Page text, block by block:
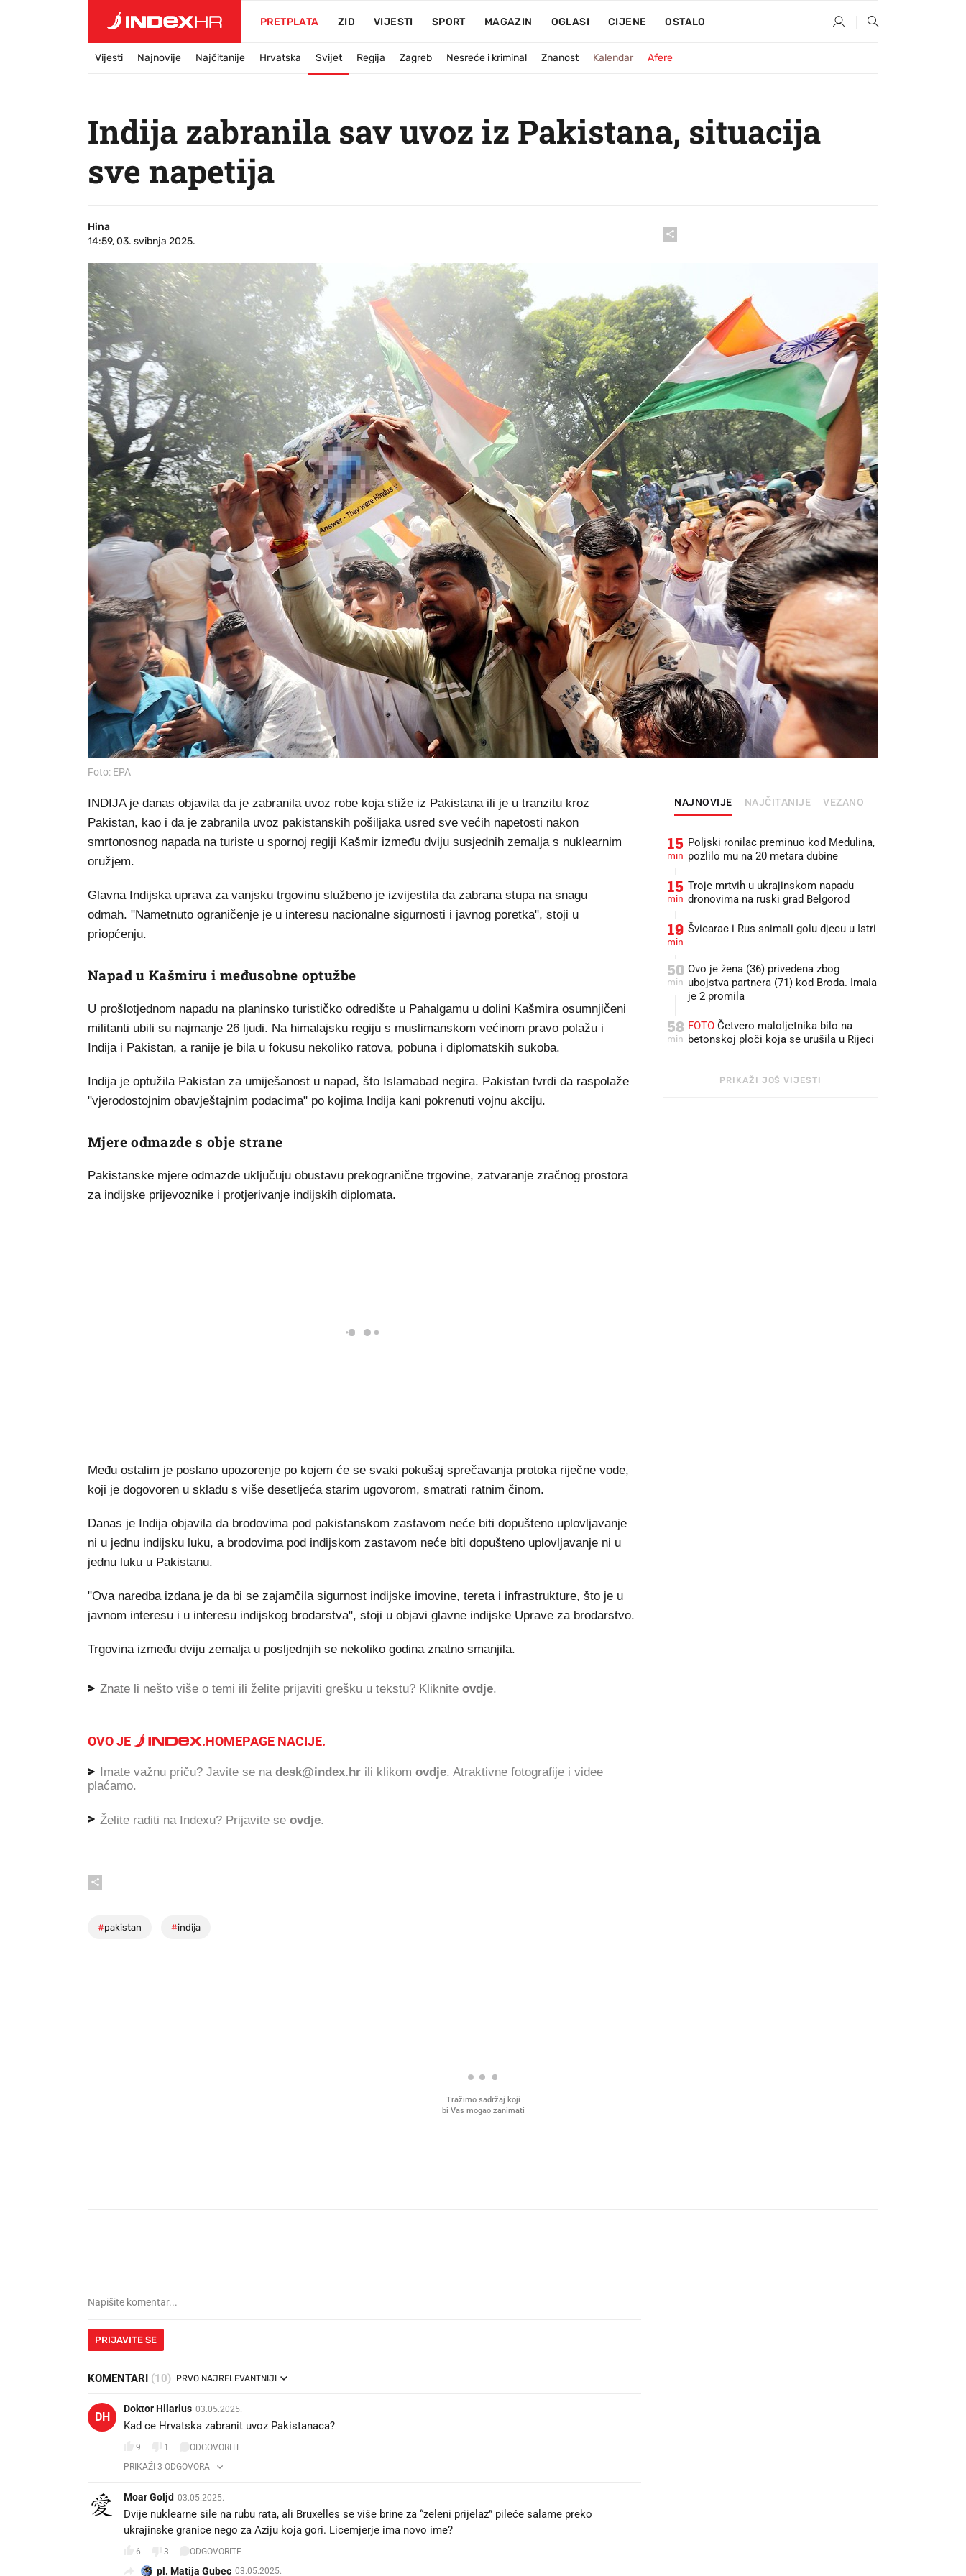
PRETPLATA ZID VIJESTI SPORT MAGAZIN OGLASI CIJENE OSTALO
Vijesti Najnovije Najčitanije Hrvatska Svijet Regija Zagreb Nesreće i kriminal Znanost Kalendar Afere
Indija zabranila sav uvoz iz Pakistana, situacija
sve napetija
Hina
14:59, 03. svibnja 2025.
Foto: EPA
INDIJA je danas objavila da je zabranila uvoz robe koja stiže iz Pakistana ili je u tranzitu kroz
Pakistan, kao i da je zabranila uvoz pakistanskih pošiljaka usred sve većih napetosti nakon
smrtonosnog napada na turiste u spornoj regiji Kašmir između dviju susjednih zemalja s nuklearnim
oružjem.
Glavna Indijska uprava za vanjsku trgovinu službeno je izvijestila da zabrana stupa na snagu
odmah. "Nametnuto ograničenje je u interesu nacionalne sigurnosti i javnog poretka", stoji u
priopćenju.
Napad u Kašmiru i međusobne optužbe
U prošlotjednom napadu na planinsko turističko odredište u Pahalgamu u dolini Kašmira osumnjičeni
militanti ubili su najmanje 26 ljudi. Na himalajsku regiju s muslimanskom većinom pravo polažu i
Indija i Pakistan, a ranije je bila u fokusu nekoliko ratova, pobuna i diplomatskih sukoba.
Indija je optužila Pakistan za umiješanost u napad, što Islamabad negira. Pakistan tvrdi da raspolaže
"vjerodostojnim obavještajnim podacima" po kojima Indija kani pokrenuti vojnu akciju.
Mjere odmazde s obje strane
Pakistanske mjere odmazde uključuju obustavu prekogranične trgovine, zatvaranje zračnog prostora
za indijske prijevoznike i protjerivanje indijskih diplomata.
Među ostalim je poslano upozorenje po kojem će se svaki pokušaj sprečavanja protoka riječne vode,
koji je dogovoren u skladu s više desetljeća starim ugovorom, smatrati ratnim činom.
Danas je Indija objavila da brodovima pod pakistanskom zastavom neće biti dopušteno uplovljavanje
ni u jednu indijsku luku, a brodovima pod indijskom zastavom neće biti dopušteno uplovljavanje ni u
jednu luku u Pakistanu.
"Ova naredba izdana je da bi se zajamčila sigurnost indijske imovine, tereta i infrastrukture, što je u
javnom interesu i u interesu indijskog brodarstva", stoji u objavi glavne indijske Uprave za brodarstvo.
Trgovina između dviju zemalja u posljednjih se nekoliko godina znatno smanjila.
Znate li nešto više o temi ili želite prijaviti grešku u tekstu? Kliknite ovdje.
OVO JE .HOMEPAGE NACIJE.
Imate važnu priču? Javite se na desk@index.hr ili klikom ovdje. Atraktivne fotografije i videe
plaćamo.
Želite raditi na Indexu? Prijavite se ovdje.
#pakistan #indija
NAJNOVIJE NAJČITANIJE VEZANO
15
min
Poljski ronilac preminuo kod Medulina,
pozlilo mu na 20 metara dubine
15
min
Troje mrtvih u ukrajinskom napadu
dronovima na ruski grad Belgorod
19
min
Švicarac i Rus snimali golu djecu u Istri
50
min
Ovo je žena (36) privedena zbog
ubojstva partnera (71) kod Broda. Imala
je 2 promila
58
min
FOTO Četvero maloljetnika bilo na
betonskoj ploči koja se urušila u Rijeci
PRIKAŽI JOŠ VIJESTI
Tražimo sadržaj koji
bi Vas mogao zanimati
PRIJAVITE SE
KOMENTARI (10) PRVO NAJRELEVANTNIJI
DH
Doktor Hilarius 03.05.2025.
Kad ce Hrvatska zabranit uvoz Pakistanaca?
9 1
ODGOVORITE
PRIKAŽI 3 ODGOVORA
Moar Goljd 03.05.2025.
Dvije nuklearne sile na rubu rata, ali Bruxelles se više brine za “zeleni prijelaz” pileće salame preko
ukrajinske granice nego za Aziju koja gori. Licemjerje ima novo ime?
6 3 ODGOVORITE
pl. Matija Gubec 03.05.2025.